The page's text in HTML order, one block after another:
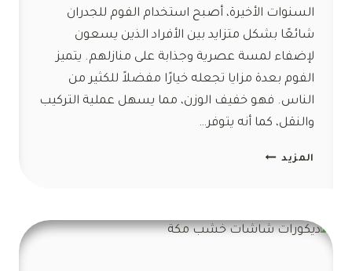
السنوات الأخيرة، أصبح استخدام الفوم للجدران
شائعًا بشكل متزايد بين الأفراد الذين يسعون
لإضفاء لمسة عصرية وجذابة على منازلهم. يتميز
الفوم بعدة مزايا تجعله خيارًا مفضلاً للكثير من
الناس. فهو خفيف الوزن، مما يسهل عملية التركيب
والنقل، كما أنه يتوفر…
المزيد ديكورات
ت: